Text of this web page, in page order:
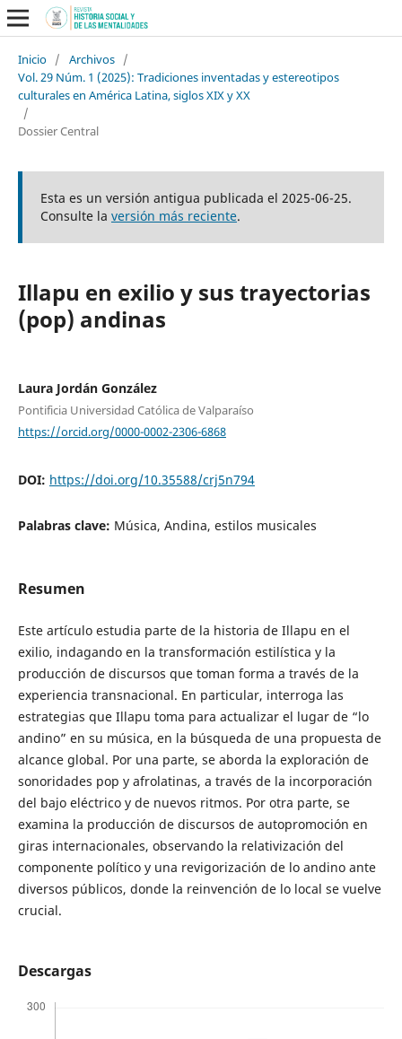
Inicio / Archivos /
Vol. 29 Núm. 1 (2025): Tradiciones inventadas y estereotipos
culturales en América Latina, siglos XIX y XX
/
Dossier Central
Esta es un versión antigua publicada el 2025-06-25.
Consulte la versión más reciente.
Illapu en exilio y sus trayectorias
(pop) andinas
Laura Jordán González
Pontificia Universidad Católica de Valparaíso
https://orcid.org/0000-0002-2306-6868
DOI: https://doi.org/10.35588/crj5n794
Palabras clave: Música, Andina, estilos musicales
Resumen
Este artículo estudia parte de la historia de Illapu en el
exilio, indagando en la transformación estilística y la
producción de discursos que toman forma a través de la
experiencia transnacional. En particular, interroga las
estrategias que Illapu toma para actualizar el lugar de “lo
andino” en su música, en la búsqueda de una propuesta de
alcance global. Por una parte, se aborda la exploración de
sonoridades pop y afrolatinas, a través de la incorporación
del bajo eléctrico y de nuevos ritmos. Por otra parte, se
examina la producción de discursos de autopromoción en
giras internacionales, observando la relativización del
componente político y una revigorización de lo andino ante
diversos públicos, donde la reinvención de lo local se vuelve
crucial.
Descargas